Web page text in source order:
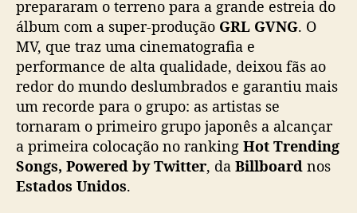
p
r
i
m
e
i
r
o
m
i
prepararam o terreno para a grande estreia do
álbum com a super-produção GRL GVNG. O
MV, que traz uma cinematografia e
performance de alta qualidade, deixou fãs ao
redor do mundo deslumbrados e garantiu mais
um recorde para o grupo: as artistas se
tornaram o primeiro grupo japonês a alcançar
a primeira colocação no ranking Hot Trending
Songs, Powered by Twitter, da Billboard nos
Estados Unidos.